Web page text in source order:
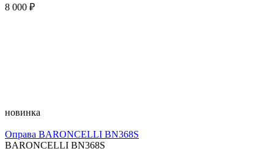
8 000 ₽
новинка
Оправа BARONCELLI BN368S
BARONCELLI BN368S